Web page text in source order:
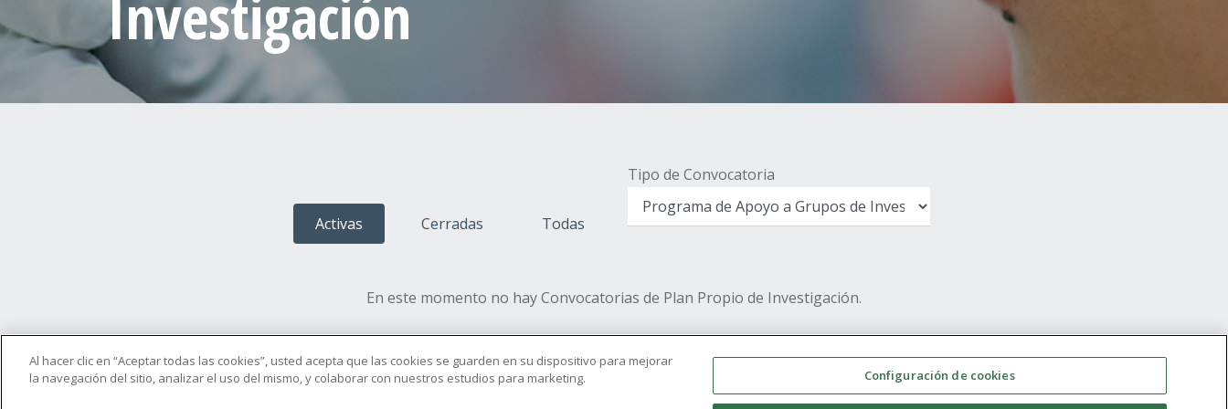
Investigación
Activas Cerradas Todas
Tipo de Convocatoria
En este momento no hay Convocatorias de Plan Propio de Investigación.
Convocatorias I+D+i UCAM
Al hacer clic en “Aceptar todas las cookies”, usted acepta que las cookies se guarden en su dispositivo para mejorar
la navegación del sitio, analizar el uso del mismo, y colaborar con nuestros estudios para marketing.
Configuración de cookies